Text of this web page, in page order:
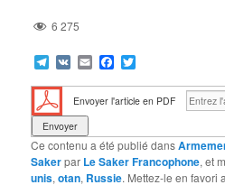
6 275
Telegram
VK EmailFacebook
Envoyer l'article en PDF
Ce contenu a été publié dans
Sakerpar Le Saker Francophone, et
unis,otan, Russie. Mettez-le en favori